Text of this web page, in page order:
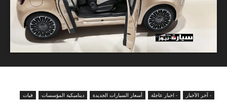
- آخر الأخبار - اخبار عاجلة أسعار السيارات الجديدة ديناميكية المؤسسات فيات